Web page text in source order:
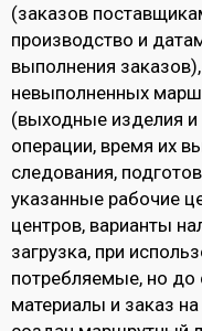
(заказов
производство и
выполнения
невыполненных
(выходные изделия и
операции, время их
следования,
указанные рабочие
центров, варианты
загрузка, при
потребляемые, но до
материалы и заказ